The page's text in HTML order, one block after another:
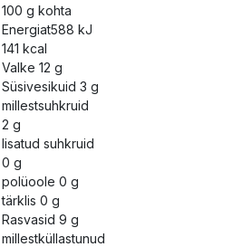
100 g kohta
Energiat588 kJ
141 kcal
Valke 12 g
Süsivesikuid 3 g
millestsuhkruid
2 g
lisatud suhkruid
0 g
polüoole 0 g
tärklis 0 g
Rasvasid 9 g
millestküllastunud